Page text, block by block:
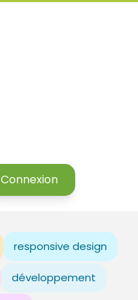
Connexion
responsive design
développement